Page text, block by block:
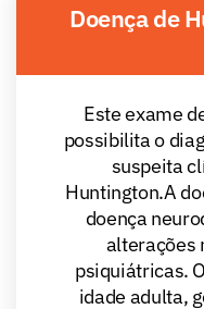
Doença de
Este exame
possibilita o
suspeita
Huntington.A
doença
alterações
psiquiátricas.
idade adulta,